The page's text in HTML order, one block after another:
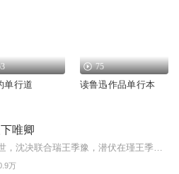
单行道
75
读鲁迅作品单行本
唯卿
万